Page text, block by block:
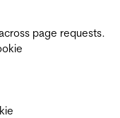
page requests.